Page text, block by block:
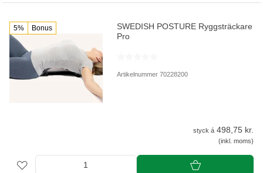
5% Bonus
SWEDISH POSTURE Ryggsträckare
Pro
Artikelnummer 70228200
styck á 498,75 kr.
(inkl. moms)